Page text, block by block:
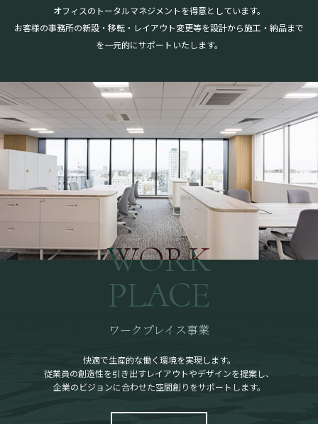
オフィスのトータルマネジメントを得意としています。
お客様の事務所の新設・移転・レイアウト変更等を設計から施工・納品まで
を一元的にサポートいたします。
WORK
PLACE
ワークプレイス事業
快適で生産的な働く環境を実現します。
従業員の創造性を引き出すレイアウトやデザインを提案し、
企業のビジョンに合わせた空間創りをサポートします。